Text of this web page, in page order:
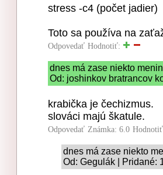
stress -c4 (počet jadier)
Toto sa používa na
Odpovedať Hodnotiť:
dnes má zase niekto
Od: joshinkov bratrancov
krabička je čechizmus.
slováci majú škatule.
Odpovedať Známka: 6.0
dnes má zase niekto
Od: Gegulák | Pridané: